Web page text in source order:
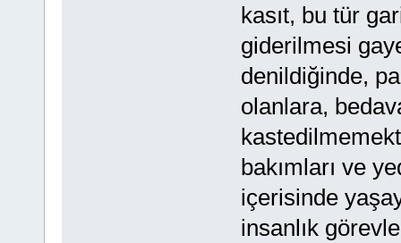
kasıt, bu tür
giderilmesi
denildiğinde,
olanlara,
bakımları ve
içerisinde
insanlık